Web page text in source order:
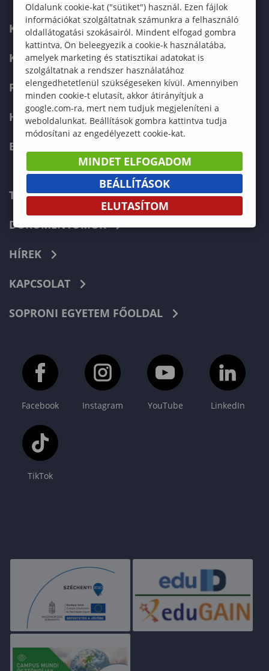
KARUNK
KÉPZÉSEK
FELVÉTELIZŐKNEK
HALLGATÓKNAK
ERASMUS+
TELEFONKÖNYV
DOKUMENTUMOK
HÍREK
KAPCSOLAT
SOPRONI EGYETEM FŐOLDAL
Facebook Instagram YouTube LinkedIn
TikTok
Oldalunk cookie-kat ("sütiket") használ. Ezen fájlok
információkat szolgáltatnak számunkra a felhasználó
oldallátogatási szokásairól. Mindent elfogad gombra
kattintva, Ön beleegyezik a cookie-k használatába,
amelyek marketing és statisztikai adatokat is
szolgáltatnak a rendszer használatához
elengedhetetlenül szükségeseken kívül. Amennyiben
minden cookie-t elutasít, akkor átirányítjuk a
google.com-ra, mert nem tudjuk megjeleníteni a
weboldalunkat. Beállítások gombra kattintva tudja
módosítani az engedélyezett cookie-kat.
MINDET ELFOGADOM
BEÁLLÍTÁSOK
ELUTASÍTOM